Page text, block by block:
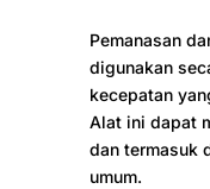
Pemanasan
digunakan
kecepatan
Alat ini dapat
dan termasuk
umum.